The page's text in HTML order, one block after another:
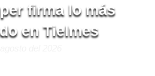
firma lo más
en Tielmes